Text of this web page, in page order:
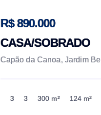
R$ 890.000
CASA/SOBRADO
Capão da Canoa, Jardim
3 3 300 m² 124 m²